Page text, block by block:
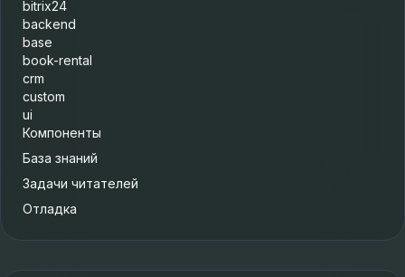
bitrix24
backend
base
book-rental
crm
custom
ui
Компоненты
База знаний
Задачи читателей
Отладка